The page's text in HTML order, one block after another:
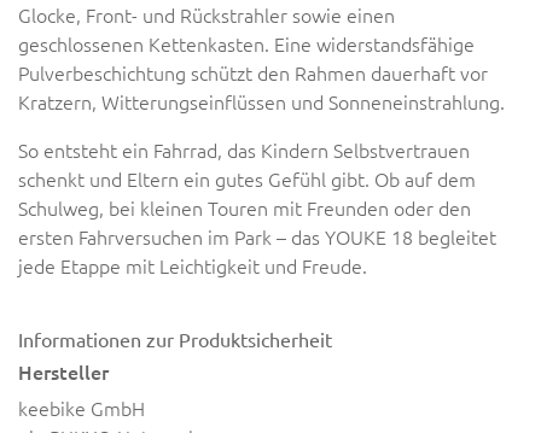
Glocke, Front- und Rückstrahler sowie einen
geschlossenen Kettenkasten. Eine widerstandsfähige
Pulverbeschichtung schützt den Rahmen dauerhaft vor
Kratzern, Witterungseinflüssen und Sonneneinstrahlung.
So entsteht ein Fahrrad, das Kindern Selbstvertrauen
schenkt und Eltern ein gutes Gefühl gibt. Ob auf dem
Schulweg, bei kleinen Touren mit Freunden oder den
ersten Fahrversuchen im Park – das YOUKE 18 begleitet
jede Etappe mit Leichtigkeit und Freude.
Informationen zur Produktsicherheit
Hersteller
keebike GmbH